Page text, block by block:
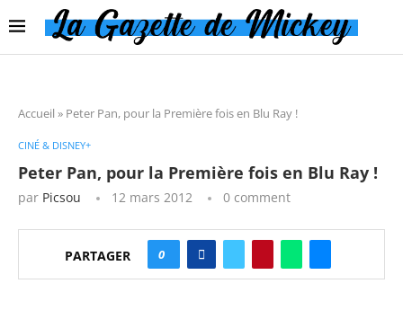
Accueil » Peter Pan, pour la Première fois en Blu Ray !
CINÉ & DISNEY+
Peter Pan, pour la Première fois en Blu Ray !
par Picsou 12 mars 2012 0 comment
PARTAGER 0